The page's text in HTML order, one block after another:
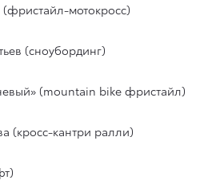
(фристайл-мотокросс)
(сноубординг)
(mountain bike фристайл)
(кросс-кантри ралли)